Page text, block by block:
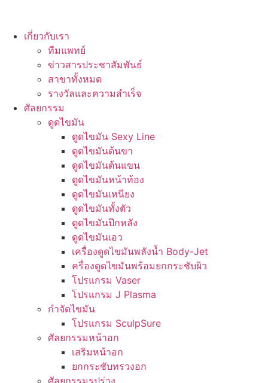
เกี่ยวกับเรา
ทีมแพทย์
ข่าวสารประชาสัมพันธ์
สาขาทั้งหมด
รางวัลและความสำเร็จ
ศัลยกรรม
ดูดไขมัน
ดูดไขมัน Sexy Line
ดูดไขมันต้นขา
ดูดไขมันต้นแขน
ดูดไขมันหน้าท้อง
ดูดไขมันเหนียง
ดูดไขมันทั้งตัว
ดูดไขมันปีกหลัง
ดูดไขมันเอว
เครื่องดูดไขมันพลังน้ำ Body-Jet
ครื่องดูดไขมันพร้อมยกกระชับผิว
โปรแกรม Vaser
โปรแกรม J Plasma
กำจัดไขมัน
โปรแกรม SculpSure
ศัลยกรรมหน้าอก
เสริมหน้าอก
ยกกระชับทรวงอก
ศัลยกรรมรูปร่าง